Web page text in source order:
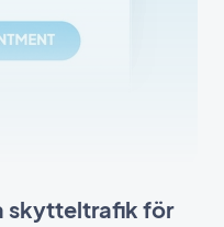
skytteltrafik för